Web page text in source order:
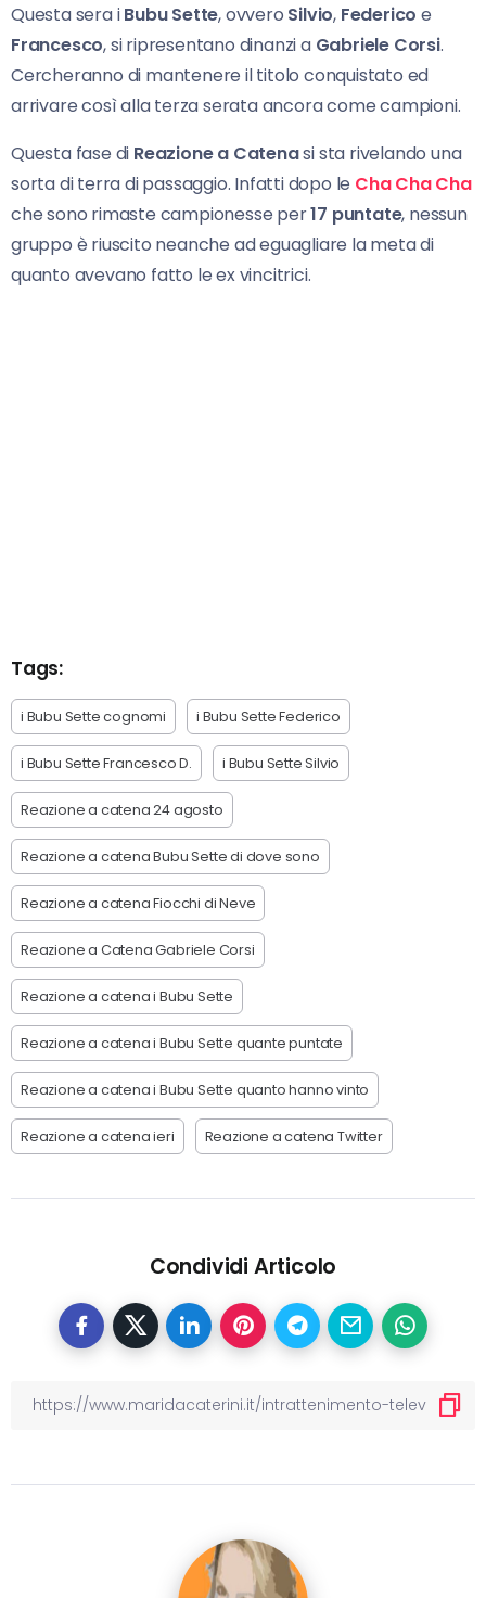
Questa sera iBubu Sette, ovvero Silvio, Federico e
Francesco, si ripresentano dinanzi a Gabriele Corsi.
Cercheranno di mantenere il titolo conquistato ed
arrivare così alla terza serata ancora come campioni.
Questa fase di Reazione a Catenasi sta rivelando una
sorta di terra di passaggio. Infatti dopo le Cha Cha Cha
che sono rimaste campionesse per17 puntate, nessun
gruppo è riuscito neanche ad eguagliare la meta di
quanto avevano fatto le ex vincitrici.
Tags:
i Bubu Sette cognomi i Bubu Sette Federico
i Bubu Sette Francesco D. i Bubu Sette Silvio
Reazione a catena 24 agosto
Reazione a catena Bubu Sette di dove sono
Reazione a catena Fiocchi di Neve
Reazione a Catena Gabriele Corsi
Reazione a catena i Bubu Sette
Reazione a catena i Bubu Sette quante puntate
Reazione a catena i Bubu Sette quanto hanno vinto
Reazione a catena ieri Reazione a catena Twitter
Condividi Articolo